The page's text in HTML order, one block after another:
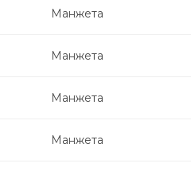
Манжета
Манжета
Манжета
Манжета